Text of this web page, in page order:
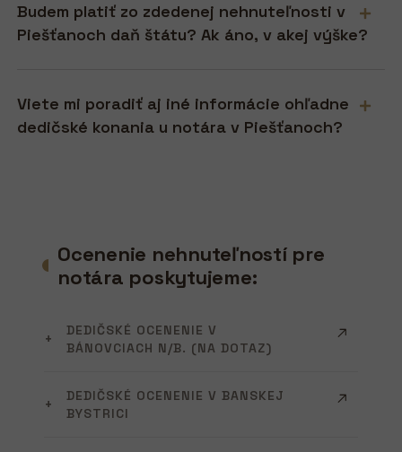
Budem platiť zo zdedenej nehnuteľnosti v
Piešťanoch daň štátu? Ak áno, v akej výške?
Viete mi poradiť aj iné informácie ohľadne
dedičské konania u notára v Piešťanoch?
Ocenenie nehnuteľností pre
notára poskytujeme:
DEDIČSKÉ OCENENIE V
BÁNOVCIACH N/B. (NA DOTAZ)
DEDIČSKÉ OCENENIE V BANSKEJ
BYSTRICI